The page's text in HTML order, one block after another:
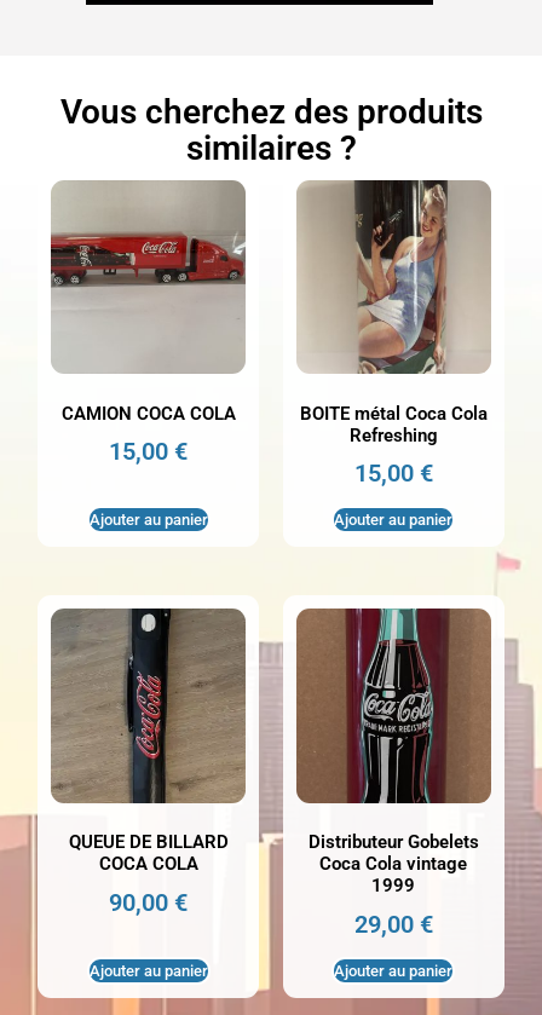
Vous cherchez des produits
similaires ?
CAMION COCA COLA
15,00€
Ajouter au panier
BOITE métal Coca Cola
Refreshing
15,00 €
Ajouter au panier
QUEUE DE BILLARD
COCA COLA
90,00€
Ajouter au panier
Distributeur Gobelets
Coca Cola vintage
1999
29,00 €
Ajouter au panier